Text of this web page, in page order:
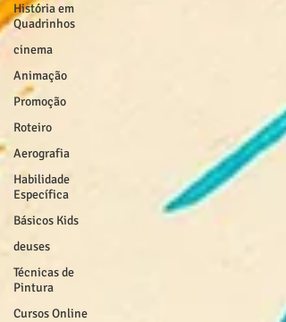
História em
Quadrinhos
cinema
Animação
Promoção
Roteiro
Aerografia
Habilidade
Específica
Básicos Kids
deuses
Técnicas de
Pintura
Cursos Online